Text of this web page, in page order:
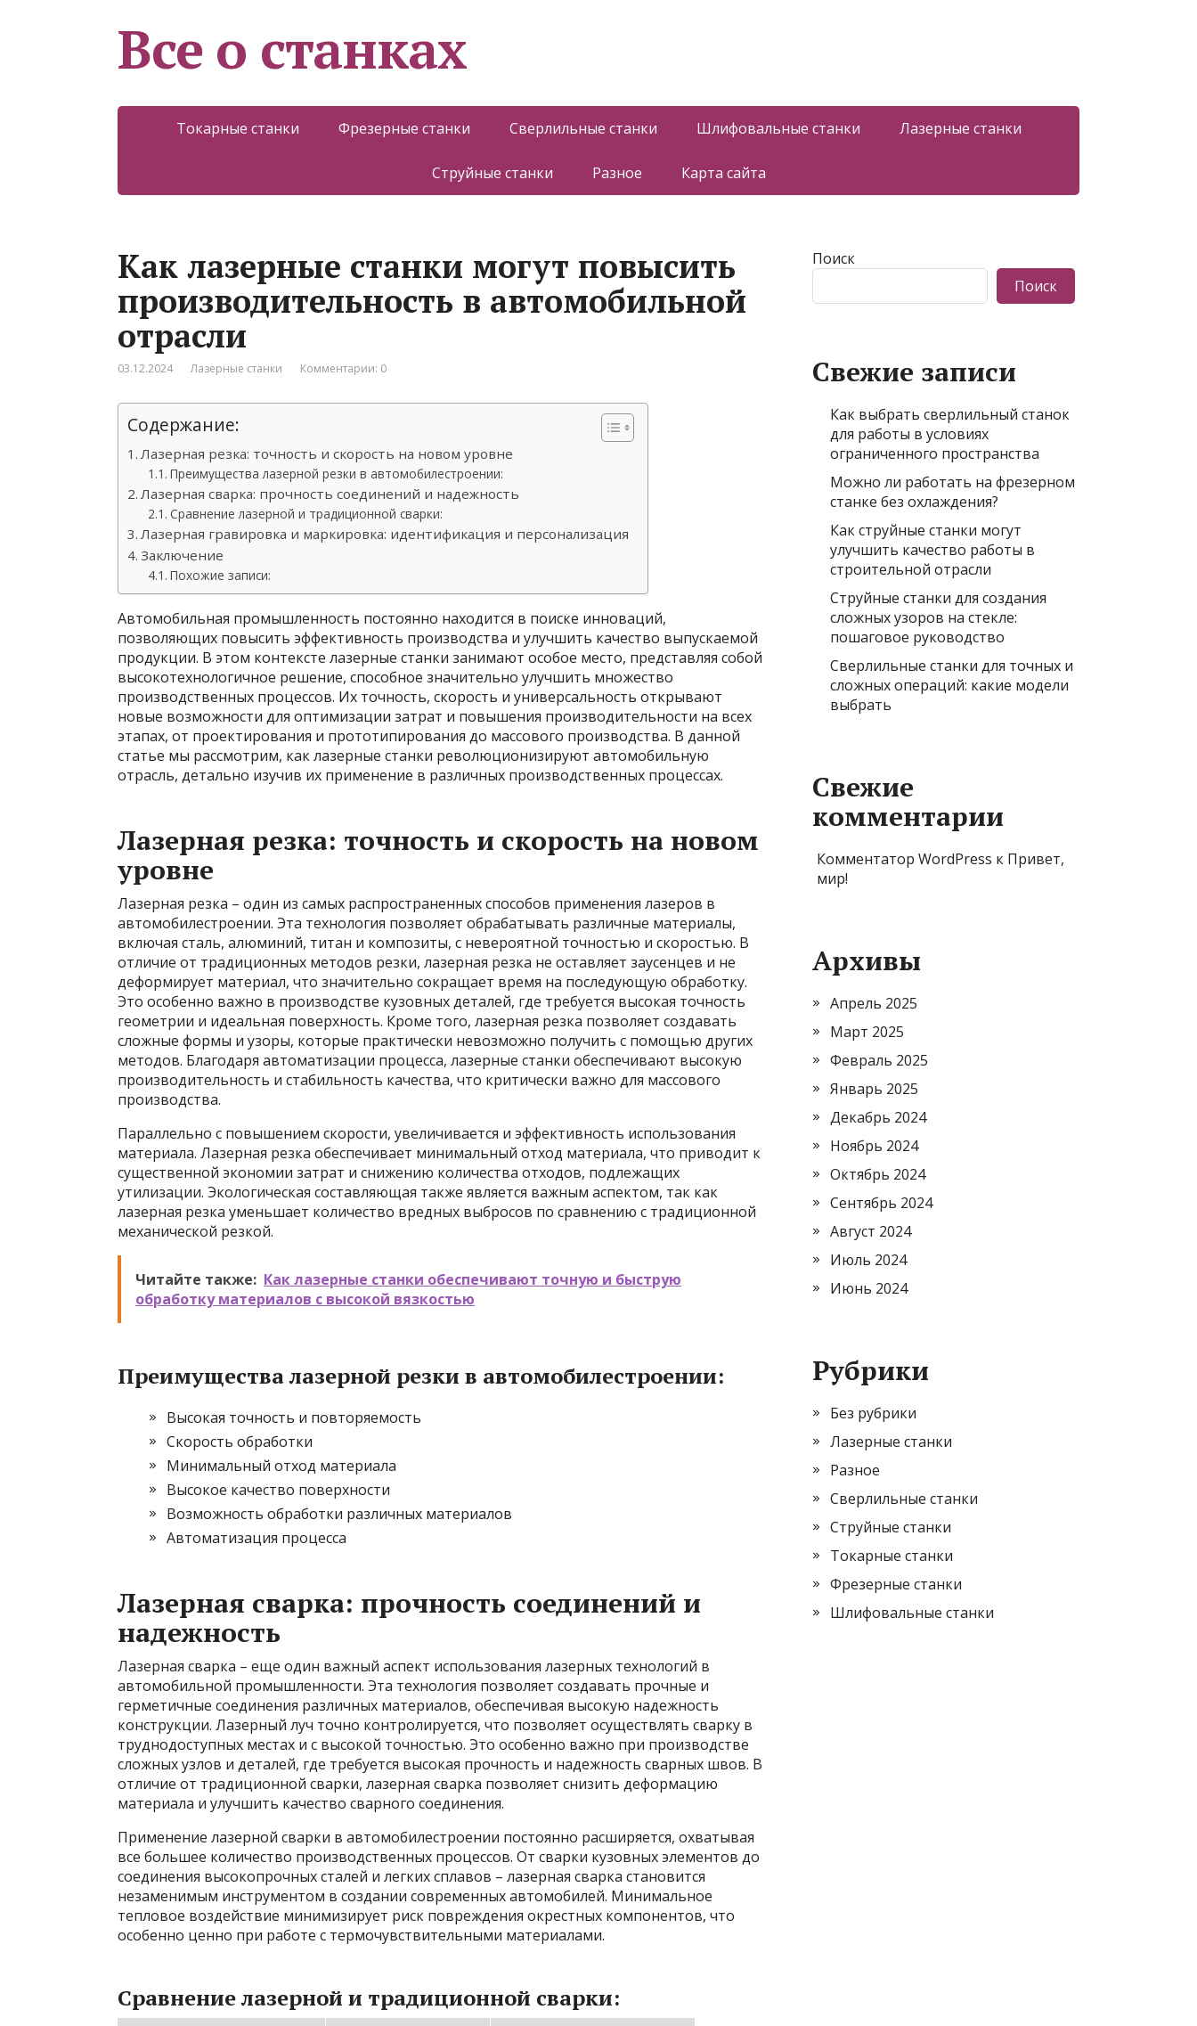
Все о станках
Токарные станки Фрезерные станки Сверлильные станки Шлифовальные станки Лазерные станки
Струйные станки Разное Карта сайта
Как лазерные станки могут повысить
производительность в автомобильной
отрасли
03.12.2024 Лазерные станки Комментарии: 0
Содержание:
Лазерная резка: точность и скорость на новом уровне
Преимущества лазерной резки в автомобилестроении:
Лазерная сварка: прочность соединений и надежность
Сравнение лазерной и традиционной сварки:
Лазерная гравировка и маркировка: идентификация и персонализация
Заключение
Похожие записи:
Автомобильная промышленность постоянно находится в поиске инноваций,
позволяющих повысить эффективность производства и улучшить качество выпускаемой
продукции. В этом контексте лазерные станки занимают особое место, представляя собой
высокотехнологичное решение, способное значительно улучшить множество
производственных процессов. Их точность, скорость и универсальность открывают
новые возможности для оптимизации затрат и повышения производительности на всех
этапах, от проектирования и прототипирования до массового производства. В данной
статье мы рассмотрим, как лазерные станки революционизируют автомобильную
отрасль, детально изучив их применение в различных производственных процессах.
Лазерная резка: точность и скорость на новом
уровне
Лазерная резка – один из самых распространенных способов применения лазеров в
автомобилестроении. Эта технология позволяет обрабатывать различные материалы,
включая сталь, алюминий, титан и композиты, с невероятной точностью и скоростью. В
отличие от традиционных методов резки, лазерная резка не оставляет заусенцев и не
деформирует материал, что значительно сокращает время на последующую обработку.
Это особенно важно в производстве кузовных деталей, где требуется высокая точность
геометрии и идеальная поверхность. Кроме того, лазерная резка позволяет создавать
сложные формы и узоры, которые практически невозможно получить с помощью других
методов. Благодаря автоматизации процесса, лазерные станки обеспечивают высокую
производительность и стабильность качества, что критически важно для массового
производства.
Параллельно с повышением скорости, увеличивается и эффективность использования
материала. Лазерная резка обеспечивает минимальный отход материала, что приводит к
существенной экономии затрат и снижению количества отходов, подлежащих
утилизации. Экологическая составляющая также является важным аспектом, так как
лазерная резка уменьшает количество вредных выбросов по сравнению с традиционной
механической резкой.
Читайте также: Как лазерные станки обеспечивают точную и быструю
обработку материалов с высокой вязкостью
Преимущества лазерной резки в автомобилестроении:
Высокая точность и повторяемость
Скорость обработки
Минимальный отход материала
Высокое качество поверхности
Возможность обработки различных материалов
Автоматизация процесса
Лазерная сварка: прочность соединений и
надежность
Лазерная сварка – еще один важный аспект использования лазерных технологий в
автомобильной промышленности. Эта технология позволяет создавать прочные и
герметичные соединения различных материалов, обеспечивая высокую надежность
конструкции. Лазерный луч точно контролируется, что позволяет осуществлять сварку в
труднодоступных местах и с высокой точностью. Это особенно важно при производстве
сложных узлов и деталей, где требуется высокая прочность и надежность сварных швов. В
отличие от традиционной сварки, лазерная сварка позволяет снизить деформацию
материала и улучшить качество сварного соединения.
Применение лазерной сварки в автомобилестроении постоянно расширяется, охватывая
все большее количество производственных процессов. От сварки кузовных элементов до
соединения высокопрочных сталей и легких сплавов – лазерная сварка становится
незаменимым инструментом в создании современных автомобилей. Минимальное
тепловое воздействие минимизирует риск повреждения окрестных компонентов, что
особенно ценно при работе с термочувствительными материалами.
Сравнение лазерной и традиционной сварки:
Поиск
Поиск
Свежие записи
Как выбрать сверлильный станок
для работы в условиях
ограниченного пространства
Можно ли работать на фрезерном
станке без охлаждения?
Как струйные станки могут
улучшить качество работы в
строительной отрасли
Струйные станки для создания
сложных узоров на стекле:
пошаговое руководство
Сверлильные станки для точных и
сложных операций: какие модели
выбрать
Свежие
комментарии
Комментатор WordPress к Привет,
мир!
Архивы
Апрель 2025
Март 2025
Февраль 2025
Январь 2025
Декабрь 2024
Ноябрь 2024
Октябрь 2024
Сентябрь 2024
Август 2024
Июль 2024
Июнь 2024
Рубрики
Без рубрики
Лазерные станки
Разное
Сверлильные станки
Струйные станки
Токарные станки
Фрезерные станки
Шлифовальные станки